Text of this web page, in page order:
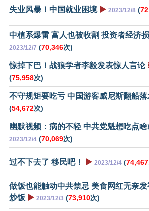
失业风暴！中国就业困境 ▶️ 2023/12/8 (
中植系爆雷 富人也被收割 投资者经济
2023/12/7 (70,346次)
惊掉下巴！战狼学者李毅发表惊人言论
(75,958次)
不守规矩要吃亏 中国游客威尼斯翻船落
(54,672次)
幽默视频：病的不轻 中共党魁想吃点
2023/12/4 (70,069次)
过不下去了 移民吧！ ▶️ 2023/12/4 (74,467
做饭也能触动中共禁忌 美食网红无奈
炒饭 ▶️ 2023/12/3 (73,910次)